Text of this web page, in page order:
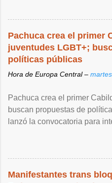
Pachuca crea el primer
juventudes LGBT+;
políticas públicas
Hora de Europa Central –
Pachuca crea el primer
buscan propuestas de
lanzó la convocatoria para
Manifestantes trans